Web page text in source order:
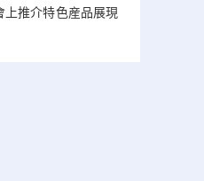
上推介特色産品展現